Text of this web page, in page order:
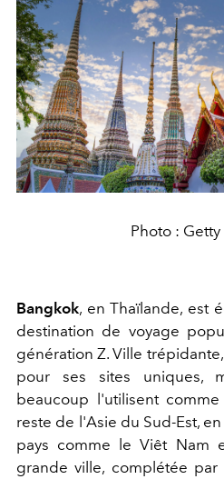
Photo :
Bangkok, en Thaïlande, est
destination de voyage
génération Z. Ville
pour ses sites uniques,
beaucoup l'utilisent
reste de l'Asie du Sud-Est,
pays comme le Viêt Nam
grande ville, complétée